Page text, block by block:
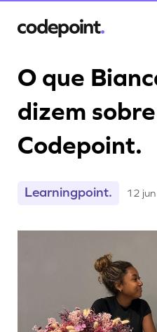
O que
dizem
Codepoint.
Learningpoint. 12